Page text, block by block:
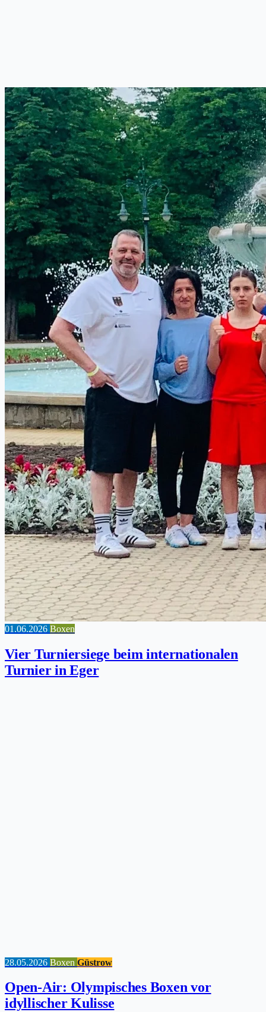
01.06.2026 Boxen
Vier Turniersiege beim internationalen
Turnier in Eger
28.05.2026 Boxen Güstrow
Open-Air: Olympisches Boxen vor
idyllischer Kulisse